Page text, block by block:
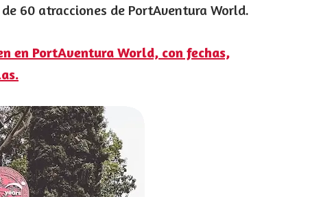
60 atracciones de PortAventura World.
en PortAventura World, con fechas,